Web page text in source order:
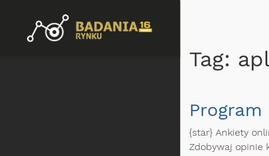
Tag:
{star} Ankiety
Zdobywaj opinie